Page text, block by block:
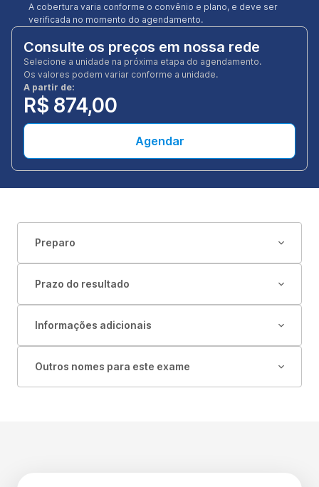
A cobertura varia conforme o convênio e plano, e deve ser
verificada no momento do agendamento.
Consulte os preços em nossa rede
Selecione a unidade na próxima etapa do agendamento.
Os valores podem variar conforme a unidade.
A partir de:
R$ 874,00
Agendar
Preparo
Prazo do resultado
Informações adicionais
Outros nomes para este exame